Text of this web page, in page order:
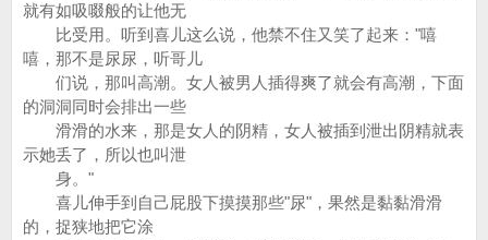
就有如吸啜般的让他无
比受用。听到喜儿这么说，他禁不住又笑了起来："嘻
嘻，那不是尿尿，听哥儿
们说，那叫高潮。女人被男人插得爽了就会有高潮，下面
的洞洞同时会排出一些
滑滑的水来，那是女人的阴精，女人被插到泄出阴精就表
示她丢了，所以也叫泄
身。"
喜儿伸手到自己屁股下摸摸那些"尿"，果然是黏黏滑滑
的，捉狭地把它涂